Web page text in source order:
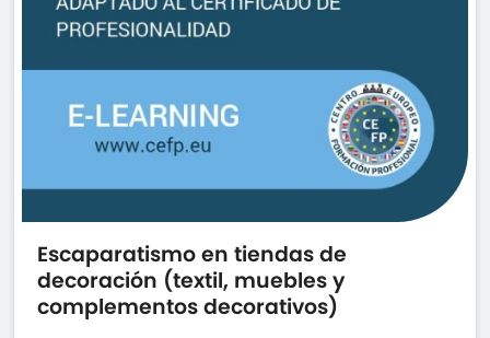
Escaparatismo en tiendas de
decoración (textil, muebles y
complementos decorativos)